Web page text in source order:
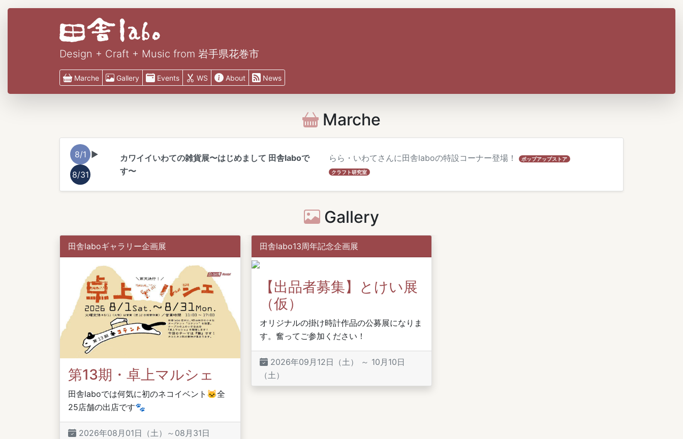
Design + Craft + Music from 岩手県花巻市
Marche Gallery Events WS About News
Marche
8/1 ▶︎
8/31
カワイイいわての雑貨展〜はじめまして 田舎laboで
す〜
らら・いわてさんに田舎laboの特設コーナー登場！ ポップアップストア
クラフト研究室
Gallery
田舎laboギャラリー企画展
第13期・卓上マルシェ
田舎laboでは何気に初のネコイベント🐱全
25店舗の出店です🐾
2026年08月01日（土）～08月31日
田舎labo13周年記念企画展
【出品者募集】とけい展
（仮）
オリジナルの掛け時計作品の公募展になりま
す。奮ってご参加ください！
2026年09月12日（土） ～ 10月10日
（土）